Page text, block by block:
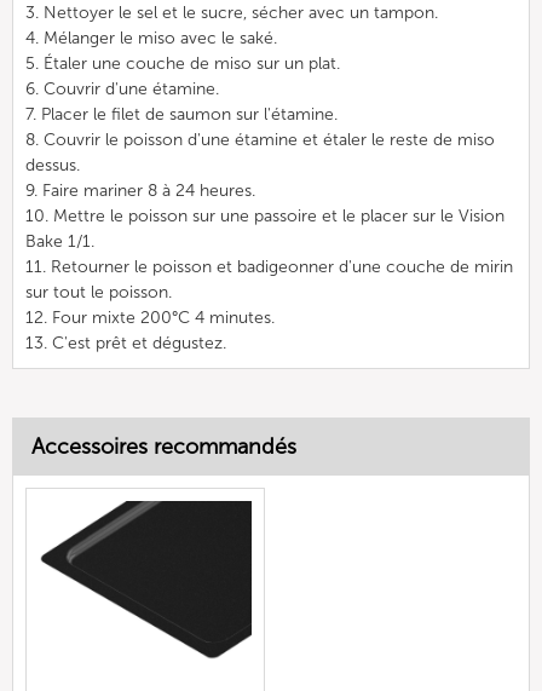
3. Nettoyer le sel et le sucre, sécher avec un tampon.
4. Mélanger le miso avec le saké.
5. Étaler une couche de miso sur un plat.
6. Couvrir d'une étamine.
7. Placer le filet de saumon sur l'étamine.
8. Couvrir le poisson d'une étamine et étaler le reste de miso
dessus.
9. Faire mariner 8 à 24 heures.
10. Mettre le poisson sur une passoire et le placer sur le Vision
Bake 1/1.
11. Retourner le poisson et badigeonner d'une couche de mirin
sur tout le poisson.
12. Four mixte 200°C 4 minutes.
13. C'est prêt et dégustez.
Accessoires recommandés